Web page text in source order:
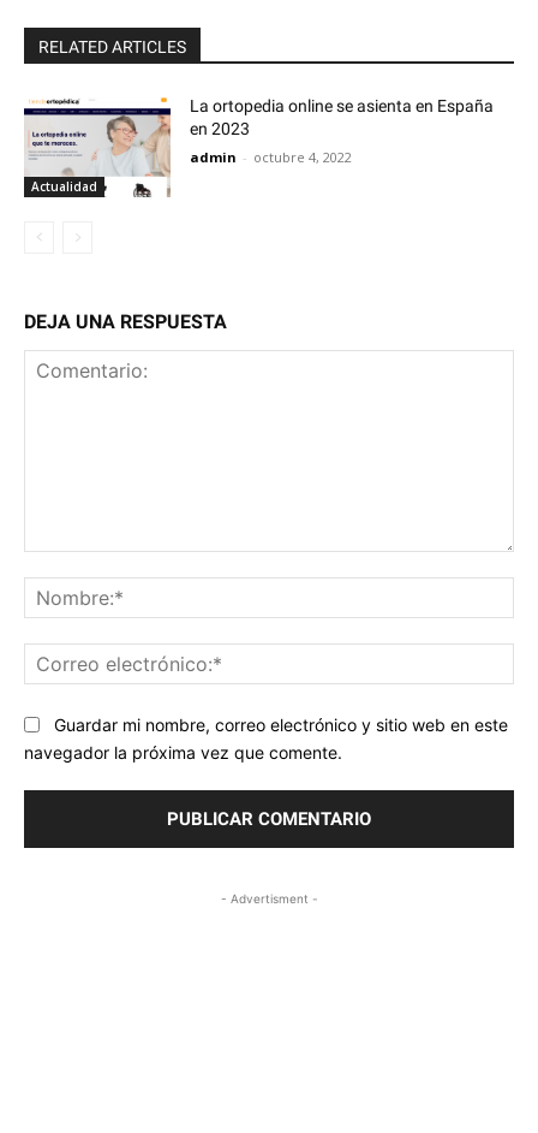
RELATED ARTICLES
Actualidad
La ortopedia online se asienta en España
en 2023
admin - octubre 4, 2022
DEJA UNA RESPUESTA
Guardar mi nombre, correo electrónico y sitio web en este
navegador la próxima vez que comente.
- Advertisment -